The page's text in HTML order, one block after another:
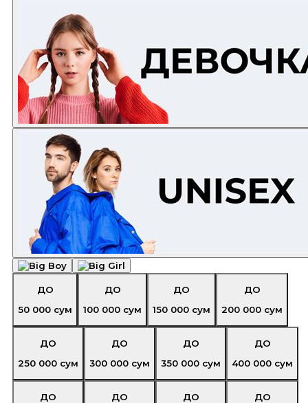
ДО
50 000 сум
ДО
100 000 сум
ДО
150 000 сум
ДО
200 000 сум
ДО
250 000 сум
ДО
300 000 сум
ДО
350 000 сум
ДО
400 000 сум
ДО
ДО
ДО
ДО